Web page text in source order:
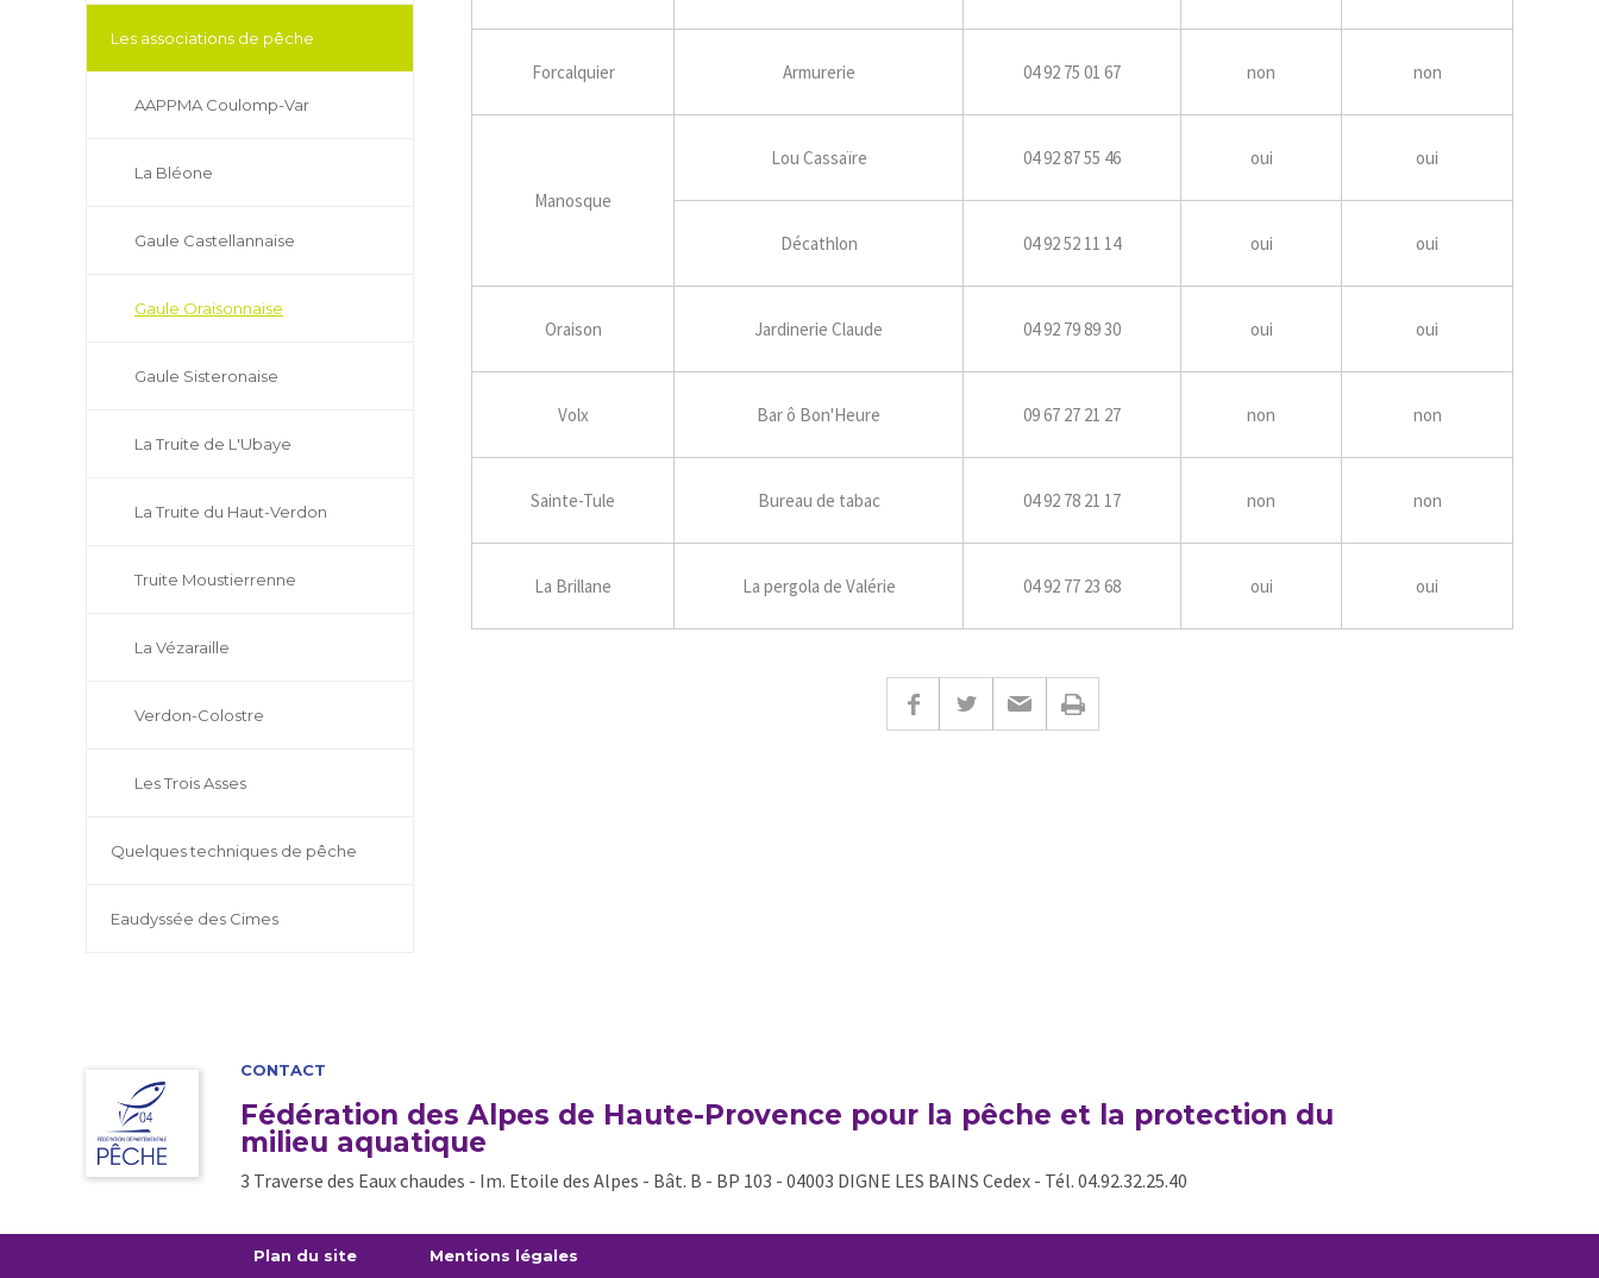
Les associations de pêche
AAPPMA Coulomp-Var
La Bléone
Gaule Castellannaise
Gaule Oraisonnaise
Gaule Sisteronaise
La Truite de L'Ubaye
La Truite du Haut-Verdon
Truite Moustierrenne
La Vézaraille
Verdon-Colostre
Les Trois Asses
Quelques techniques de pêche
Eaudyssée des Cimes
Forcalquier Armurerie 04 92 75 01 67 non non
Manosque
Lou Cassaïre 04 92 87 55 46 oui oui
Décathlon 04 92 52 11 14 oui oui
Oraison Jardinerie Claude 04 92 79 89 30 oui oui
Volx Bar ô Bon'Heure 09 67 27 21 27 non non
Sainte-Tule Bureau de tabac 04 92 78 21 17 non non
La Brillane La pergola de Valérie 04 92 77 23 68 oui oui
CONTACT
Fédération des Alpes de Haute-Provence pour la pêche et la protection du
milieu aquatique
3 Traverse des Eaux chaudes - Im. Etoile des Alpes - Bât. B - BP 103 - 04003 DIGNE LES BAINS Cedex - Tél. 04.92.32.25.40
Plan du site Mentions légales